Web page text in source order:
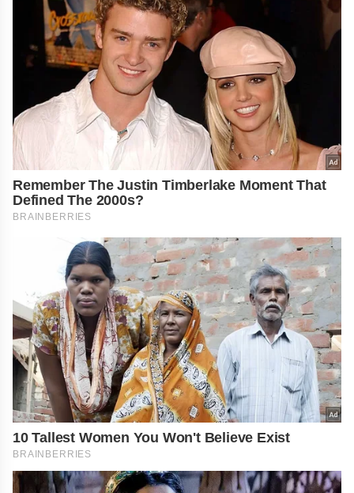
Remember The Justin Timberlake Moment That
Defined The 2000s?
BRAINBERRIES
10 Tallest Women You Won't Believe Exist
BRAINBERRIES